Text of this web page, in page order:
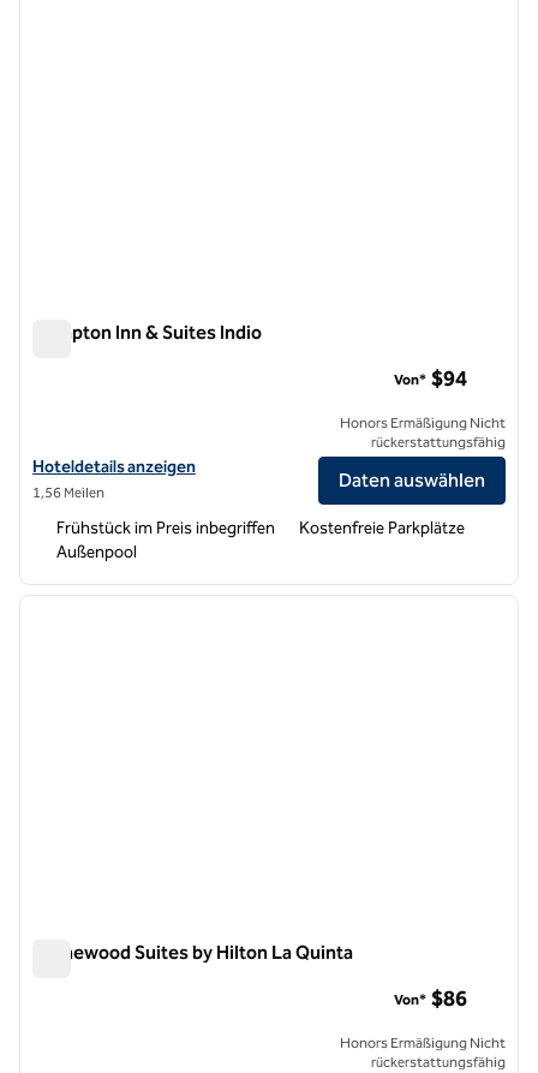
Hampton Inn & Suites Indio
Hoteldetails für Hampton Inn & Suites Indio anzeigen
Hoteldetails anzeigen
1,56 Meilen
Von* $94
Honors Ermäßigung Nicht
rückerstattungsfähig
Daten auswählen
Frühstück im Preis inbegriffen
Kostenfreie Parkplätze
Außenpool
1 von 12
Homewood Suites by Hilton La Quinta
Von* $86
Honors Ermäßigung Nicht
rückerstattungsfähig